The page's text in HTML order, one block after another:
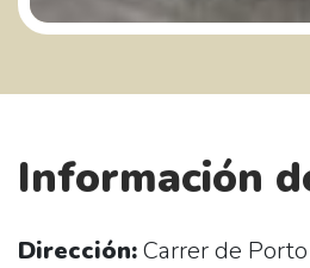
Información
Dirección:Carrer de